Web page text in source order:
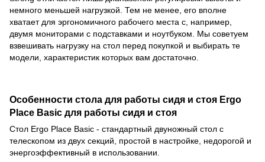
немного меньшей нагрузкой. Тем не менее, его вполне
хватает для эргономичного рабочего места с, например,
двумя мониторами с подставками и ноутбуком. Мы советуем
взвешивать нагрузку на стол перед покупкой и выбирать те
модели, характеристик которых вам достаточно.
Особенности стола для работы сидя и стоя Ergo
Place Basic для работы сидя и стоя
Стол Ergo Place Basic - стандартный двуножный стол с
телескопом из двух секций, простой в настройке, недорогой и
энергоэффективный в использовании.